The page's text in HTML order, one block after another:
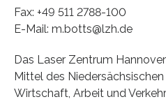
Fax: +49 511 2788-100
E-Mail: m.botts@lzh.de
Das Laser Zentrum
Mittel des
Wirtschaft, Arbeit und